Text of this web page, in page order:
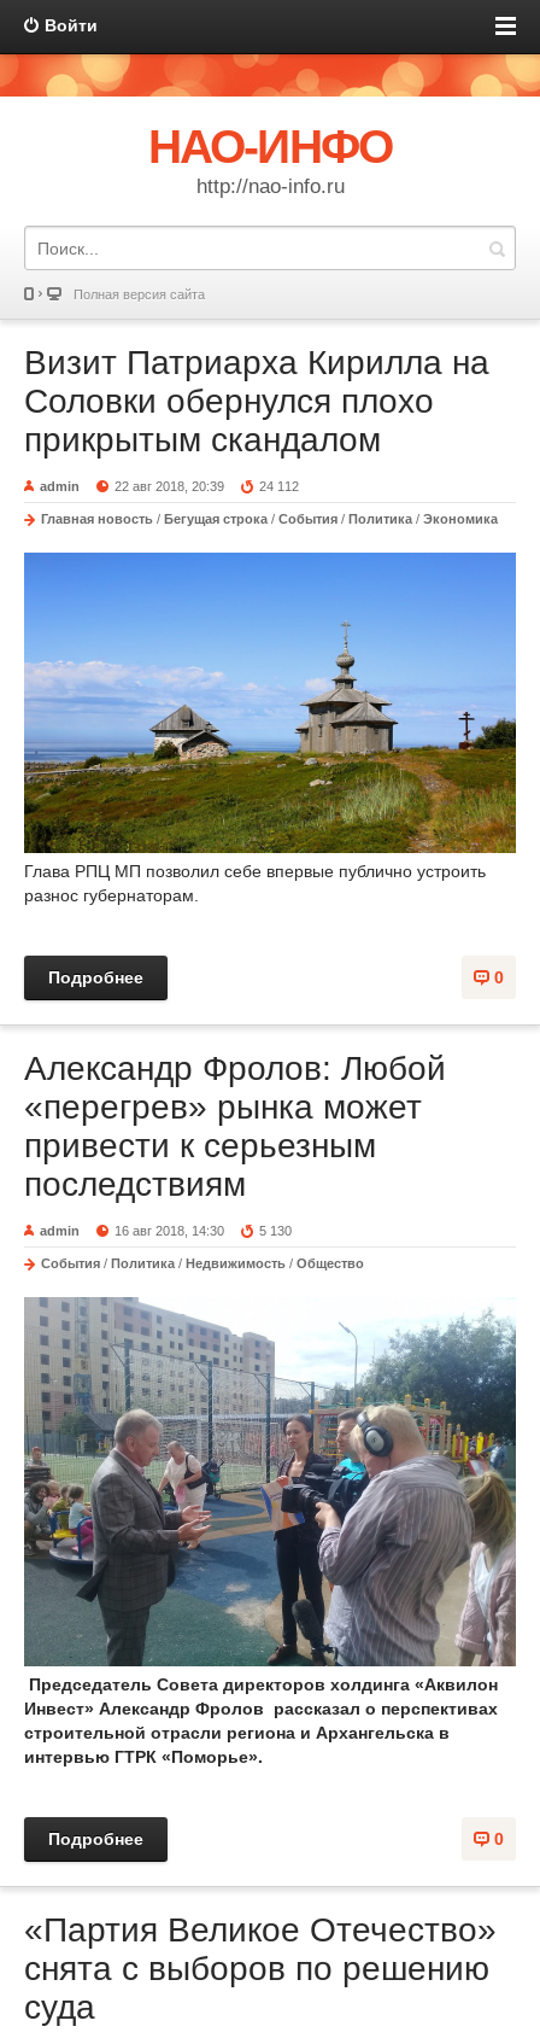
Войти
НАО-ИНФО
http://nao-info.ru
Полная версия сайта
Визит Патриарха Кирилла на
Соловки обернулся плохо
прикрытым скандалом
admin 22 авг 2018, 20:39 24 112
Главная новость / Бегущая строка / События / Политика / Экономика
Глава РПЦ МП позволил себе впервые публично устроить
разнос губернаторам.
0
Подробнее
Александр Фролов: Любой
«перегрев» рынка может
привести к серьезным
последствиям
admin 16 авг 2018, 14:30 5 130
События / Политика / Недвижимость / Общество
Председатель Совета директоров холдинга «Аквилон
Инвест» Александр Фролов рассказал о перспективах
строительной отрасли региона и Архангельска в
интервью ГТРК «Поморье».
0
Подробнее
«Партия Великое Отечество»
снята с выборов по решению
суда